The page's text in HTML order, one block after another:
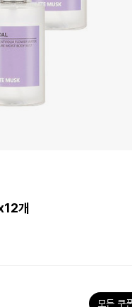
개
모든 쿠